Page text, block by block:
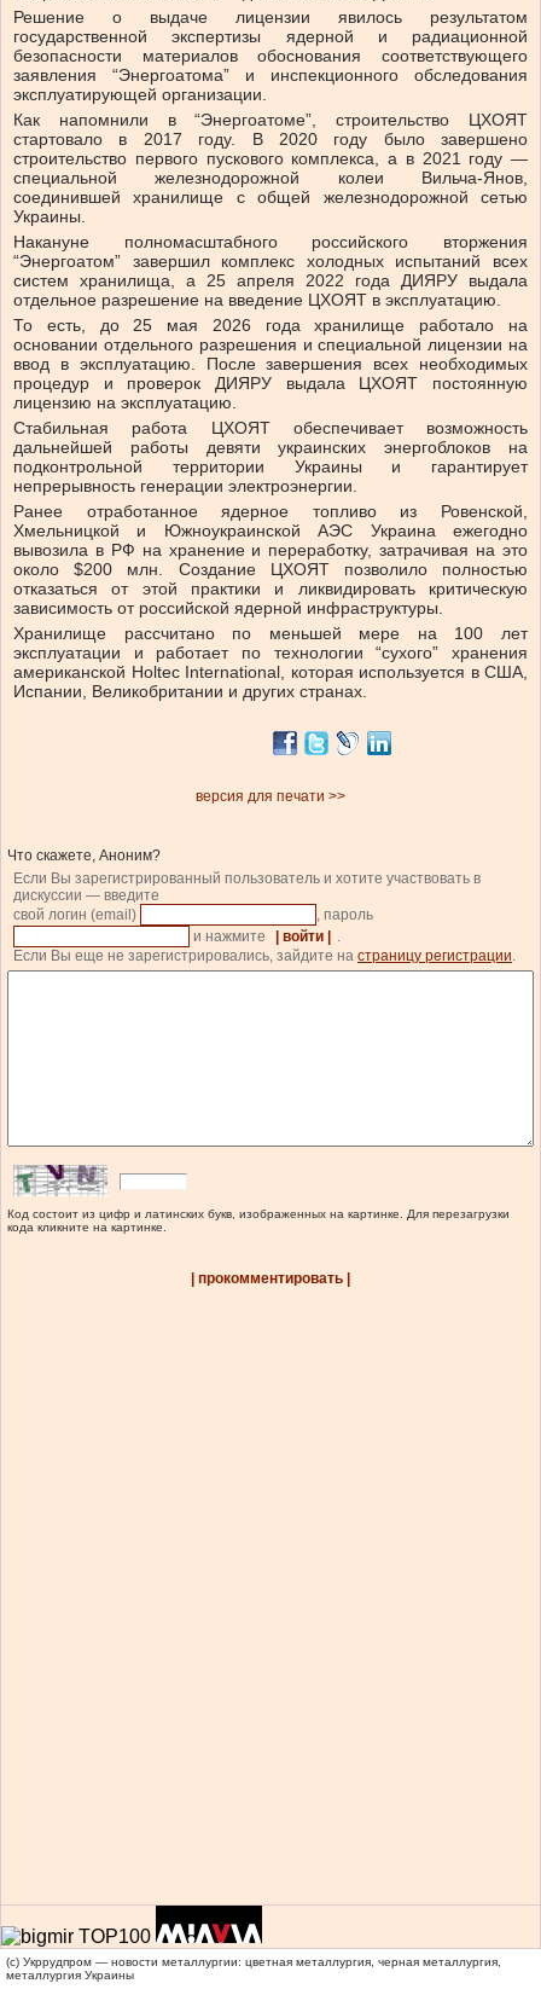
Решение о выдаче лицензии явилось результатом
государственной экспертизы ядерной и радиационной
безопасности материалов обоснования соответствующего
заявления “Энергоатома” и инспекционного обследования
эксплуатирующей организации.
Как напомнили в “Энергоатоме”, строительство ЦХОЯТ
стартовало в 2017 году. В 2020 году было завершено
строительство первого пускового комплекса, а в 2021 году —
специальной железнодорожной колеи Вильча-Янов,
соединившей хранилище с общей железнодорожной сетью
Украины.
Накануне полномасштабного российского вторжения
“Энергоатом” завершил комплекс холодных испытаний всех
систем хранилища, а 25 апреля 2022 года ДИЯРУ выдала
отдельное разрешение на введение ЦХОЯТ в эксплуатацию.
То есть, до 25 мая 2026 года хранилище работало на
основании отдельного разрешения и специальной лицензии на
ввод в эксплуатацию. После завершения всех необходимых
процедур и проверок ДИЯРУ выдала ЦХОЯТ постоянную
лицензию на эксплуатацию.
Стабильная работа ЦХОЯТ обеспечивает возможность
дальнейшей работы девяти украинских энергоблоков на
подконтрольной территории Украины и гарантирует
непрерывность генерации электроэнергии.
Ранее отработанное ядерное топливо из Ровенской,
Хмельницкой и Южноукраинской АЭС Украина ежегодно
вывозила в РФ на хранение и переработку, затрачивая на это
около $200 млн. Создание ЦХОЯТ позволило полностью
отказаться от этой практики и ликвидировать критическую
зависимость от российской ядерной инфраструктуры.
Хранилище рассчитано по меньшей мере на 100 лет
эксплуатации и работает по технологии “сухого” хранения
американской Holtec International, которая используется в США,
Испании, Великобритании и других странах.
версия для печати >>
Что скажете, Аноним?
Если Вы зарегистрированный пользователь и хотите участвовать в
дискуссии — введите
свой логин (email)
, пароль
и нажмите
| войти |
.
Если Вы еще не зарегистрировались, зайдите на страницу регистрации.
Код состоит из цифр и латинских букв, изображенных на картинке. Для перезагрузки
кода кликните на картинке.
| прокомментировать |
(c) Укррудпром — новости металлургии: цветная металлургия, черная металлургия,
металлургия Украины